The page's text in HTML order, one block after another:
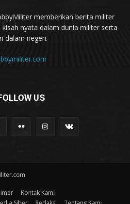
memberikan berita militer
nyata dalam dunia militer serta
dalam negeri.
US
Kontak Kami